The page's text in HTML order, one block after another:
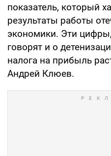
показатель, который
результаты работы
экономики. Эти
говорят и о
налога на прибыль
Андрей Клюев.